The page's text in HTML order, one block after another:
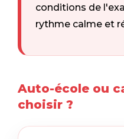
conditions de
rythme calme et
Auto-école ou
choisir ?